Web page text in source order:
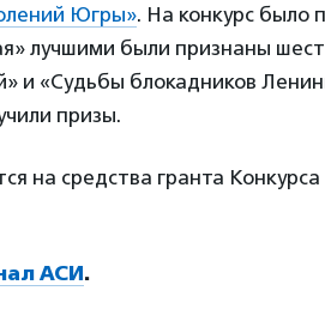
Югры». На конкурс было
лучшими были признаны
и «Судьбы блокадников
призы.
на средства гранта
АСИ.